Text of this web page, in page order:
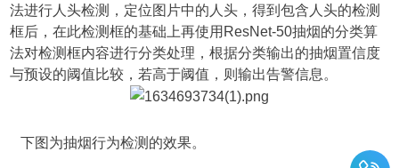
法进行人头检测，定位图片中的人头，得到包含人头的检测
框后，在此检测框的基础上再使用ResNet-50抽烟的分类算
法对检测框内容进行分类处理，根据分类输出的抽烟置信度
与预设的阈值比较，若高于阈值，则输出告警信息。
下图为抽烟行为检测的效果。